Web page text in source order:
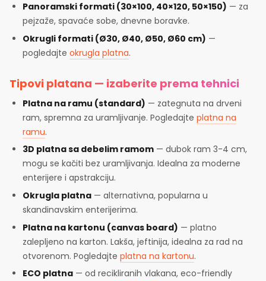
Panoramski formati (30×100, 40×120, 50×150) — za
pejzaže, spavaće sobe, dnevne boravke.
Okrugli formati (Ø30, Ø40, Ø50, Ø60 cm) —
pogledajteokrugla platna.
Tipovi platana — izaberite prema tehnici
Platna na ramu (standard) — zategnuta na drveni
ram, spremna za uramljivanje. Pogledajteplatna na
ramu.
3D platna sa debelim ramom — dubok ram 3-4 cm,
mogu se kačiti bez uramljivanja. Idealna za moderne
enterijere i apstrakciju.
Okrugla platna — alternativna, popularna u
skandinavskim enterijerima.
Platna na kartonu (canvas board) — platno
zalepljeno na karton. Lakša, jeftinija, idealna za rad na
otvorenom. Pogledajteplatna na kartonu.
ECO platna — od recikliranih vlakana, eco-friendly